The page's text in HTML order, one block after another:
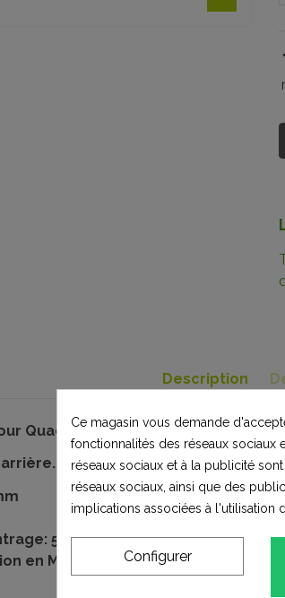
Description
Quad Adenturer toutes versions.
53mm
en M6 ou M8
Ce magasin vous demande
fonctionnalités des réseaux sociaux
réseaux sociaux et à la publicité
réseaux sociaux, ainsi que des
implications associées à l'utilisation
Configurer